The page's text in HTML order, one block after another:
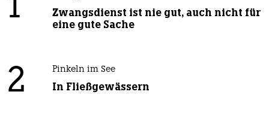
1
Zwangsdienst ist nie gut, auch nicht für
eine gute Sache
2 Pinkeln im See
In Fließgewässern